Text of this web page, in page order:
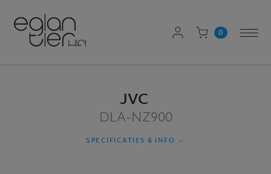
AANMELDEN
WINKELWAGEN
0
JVC
DLA-NZ900
SPECIFICATIES & INFO